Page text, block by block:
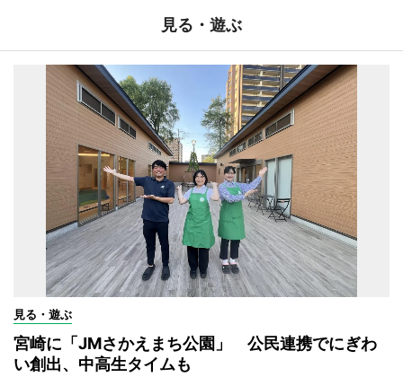
見る・遊ぶ
見る・遊ぶ
宮崎に「JMさかえまち公園」 公民連携でにぎわ
い創出、中高生タイムも